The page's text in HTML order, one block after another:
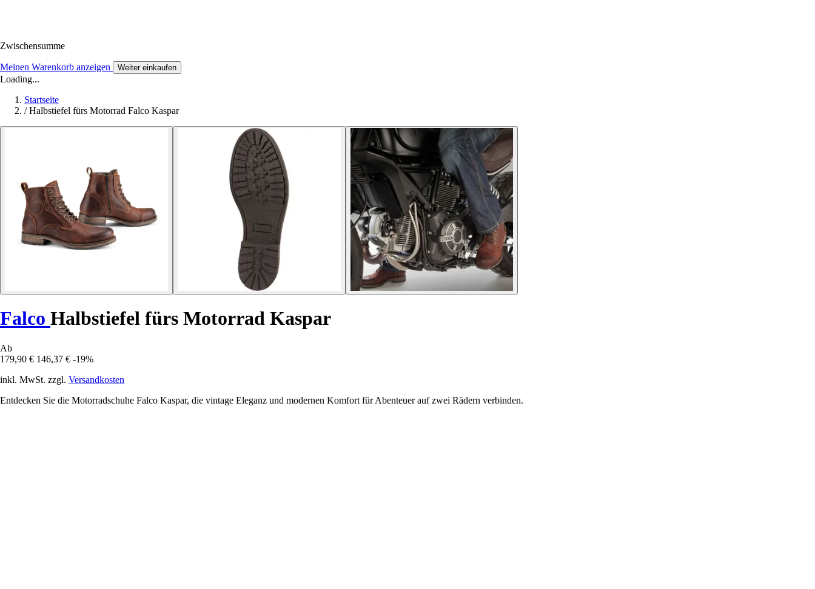
Zwischensumme
Meinen Warenkorb anzeigen Weiter einkaufen
Loading...
Startseite
/ Halbstiefel fürs Motorrad Falco Kaspar
Falco Halbstiefel fürs Motorrad Kaspar
Ab
179,90 € 146,37 € -19%
inkl. MwSt. zzgl. Versandkosten
Entdecken Sie die Motorradschuhe Falco Kaspar, die vintage Eleganz und modernen Komfort für Abenteuer auf zwei Rädern verbinden.